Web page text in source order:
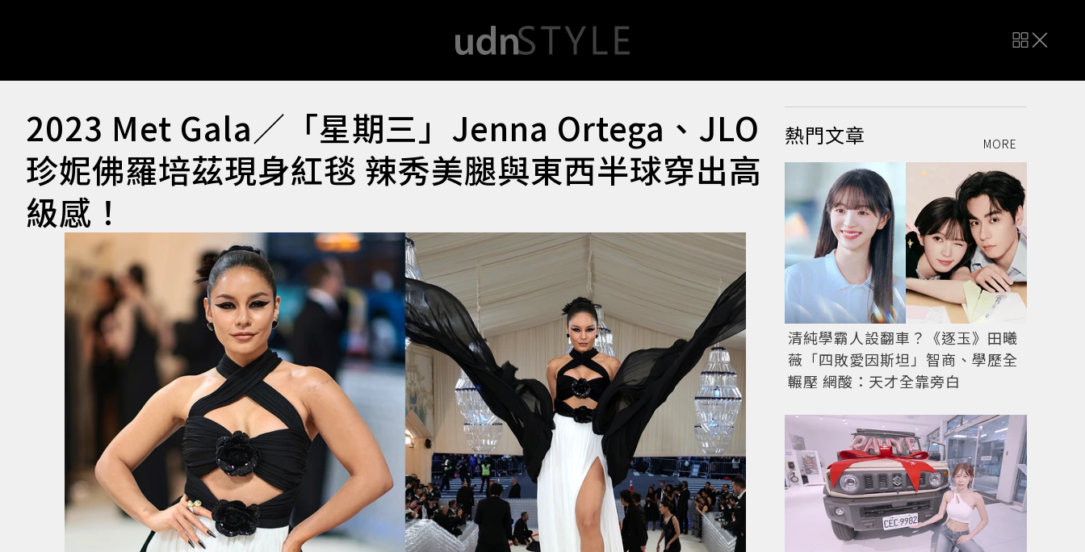
2023 Met Gala／「星期三」Jenna Ortega、JLO
珍妮佛羅培茲現身紅毯 辣秀美腿與東西半球穿出高
級感！
熱門文章 MORE
清純學霸人設翻車？《逐玉》田曦
薇「四敗愛因斯坦」智商、學歷全
輾壓 網酸：天才全靠旁白